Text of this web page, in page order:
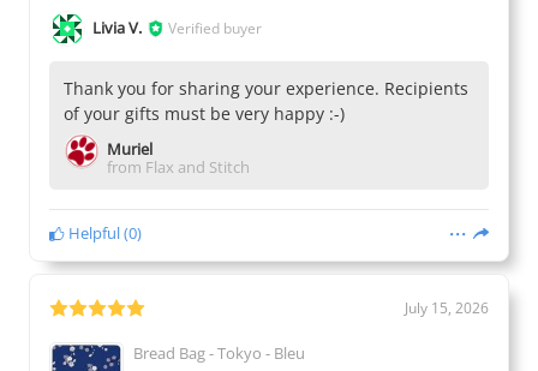
Livia V. Verified buyer
Thank you for sharing your experience. Recipients
of your gifts must be very happy :-)
Muriel
from Flax and Stitch
Helpful(0)
July 15, 2026
Bread Bag - Tokyo - Bleu